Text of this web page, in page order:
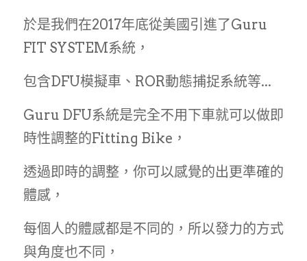
於是我們在2017年底從美國引進了Guru
FIT SYSTEM系統，
包含DFU模擬車、ROR動態捕捉系統等...
Guru DFU系統是完全不用下車就可以做即
時性調整的Fitting Bike，
透過即時的調整，你可以感覺的出更準確的
體感，
每個人的體感都是不同的，所以發力的方式
與角度也不同，